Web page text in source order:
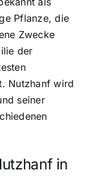
Pflanze, die
Zwecke
der
Nutzhanf wird
seiner
in